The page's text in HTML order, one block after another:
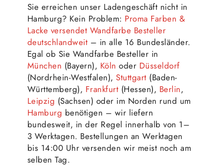
Sie erreichen unser Ladengeschäft nicht in
Hamburg? Kein Problem: Proma Farben &
Lacke versendet Wandfarbe Besteller
deutschlandweit – in alle 16 Bundesländer.
Egal ob Sie Wandfarbe Besteller in
München (Bayern), Köln oder Düsseldorf
(Nordrhein-Westfalen),Stuttgart (Baden-
Württemberg), Frankfurt (Hessen), Berlin,
Leipzig (Sachsen) oder im Norden rund um
Hamburg benötigen – wir liefern
bundesweit, in der Regel innerhalb von 1–
3 Werktagen. Bestellungen an Werktagen
bis 14:00 Uhr versenden wir meist noch am
selben Tag.